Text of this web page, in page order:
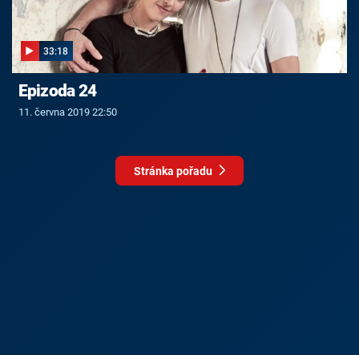
33:18
Epizoda 24
11. června 2019 22:50
Stránka pořadu